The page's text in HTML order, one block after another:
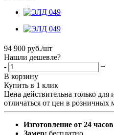
94 900 руб./шт
Нашли дешевле?
-
+
В корзину
Купить в 1 клик
Цена действительна только
отличаться от цен в розничных
Изготовление от 24 часов
Замер: бесплатно